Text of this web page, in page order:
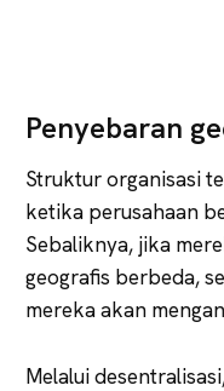
Penyebaran
Struktur organisasi
ketika perusahaan
Sebaliknya, jika
geografis berbeda,
mereka akan
Melalui